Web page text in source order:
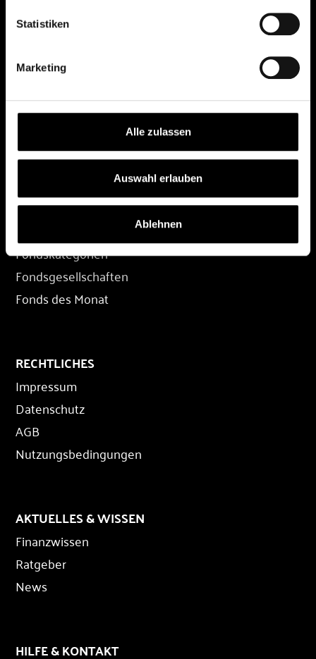
Statistiken
Marketing
Alle zulassen
Auswahl erlauben
Ablehnen
Depot eröffnen
Depot übertragen
Konditionen
FONDS
Fondskategorien
Fondsgesellschaften
Fonds des Monat
RECHTLICHES
Impressum
Datenschutz
AGB
Nutzungsbedingungen
AKTUELLES & WISSEN
Finanzwissen
Ratgeber
News
HILFE & KONTAKT